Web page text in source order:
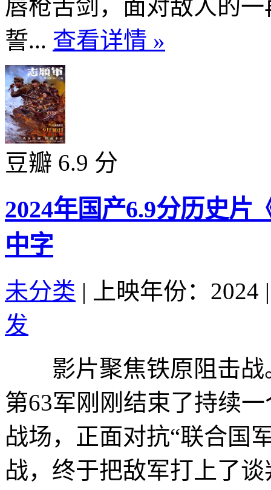
唇枪舌剑，面对敌人的
誓... 查看详情 »
豆瓣 6.9 分
2024年国产6.9分历史片
中字
未分类 | 上映年份：2024 |
发
影片聚焦铁原阻击战
第63军刚刚结束了持续
战场，正面对抗“联合国
战，终于把敌军打上